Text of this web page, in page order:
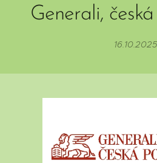
Generali,
16.10.2025